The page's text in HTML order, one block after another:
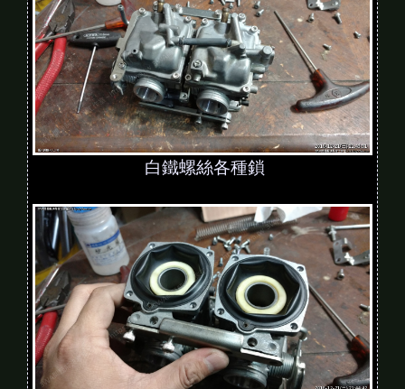
白鐵螺絲各種鎖